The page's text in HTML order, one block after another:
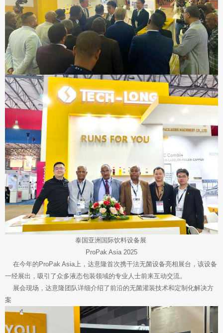
泰国亚洲国际饮料设备展
ProPak Asia 2025
在今年的ProPak Asia上，达意隆首次携干法无菌设备亮相展台，该设备
一经展出，吸引了众多液态包装领域的专业人士前来互动交流。
展会现场，达意隆团队详细介绍了前沿的无菌灌装技术和定制化解决方
案